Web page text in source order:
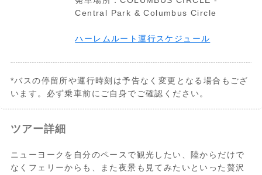
Central Park & Columbus Circle
ハーレムルート運行スケジュール
*バスの停留所や運行時刻は予告なく変更となる場合もござ
います。必ず乗車前にご自身でご確認ください。
18:30-20:30
St.
バスは15-20分間隔で運行しています。
ツアー詳細
ニューヨークを自分のペースで観光したい、陸からだけで
なくフェリーからも、また夜景も見てみたいといった贅沢